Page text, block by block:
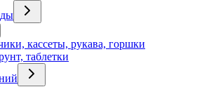
кассеты, рукава, горшки
таблетки